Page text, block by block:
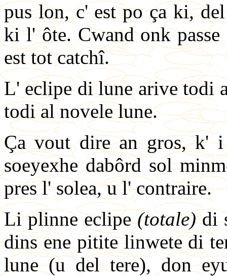
pus lon, c' est po ça ki,
ki l' ôte. Cwand onk
est tot catchî.
L' eclipe di lune arive todi
todi al novele lune.
Ça vout dire an gros, k'
soeyexhe dabôrd sol
pres l' solea, u l' contraire.
Li plinne eclipe(totale)di
dins ene pitite linwete di
lune (u del tere), don